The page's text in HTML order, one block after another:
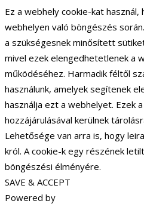
Ez a webhely cookie-kat
webhelyen való böngészés
a szükségesnek minősített
mivel ezek elengedhetetlenek a
működéséhez. Harmadik féltől
használunk, amelyek segítenek
használja ezt a webhelyet. Ezek
hozzájárulásával kerülnek
Lehetősége van arra is, hogy
król. A cookie-k egy részének
böngészési élményére.
SAVE & ACCEPT
Powered by